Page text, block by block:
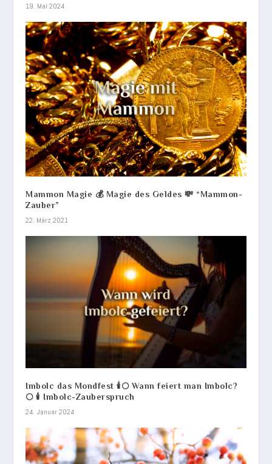
19. Mai 2024
Mammon Magie 💰 Magie des Geldes 💸 “Mammon-
Zauber”
22. März 2021
Imbolc das Mondfest 🕯️🌕 Wann feiert man Imbolc?
🌕 🕯️ Imbolc-Zauberspruch
24. Januar 2024